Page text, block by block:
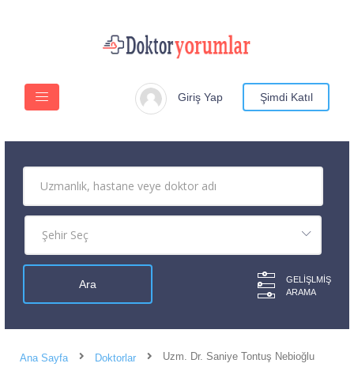
Giriş Yap Şimdi Katıl
GELIŞLMIŞ
ARAMA
Ana Sayfa Doktorlar Uzm. Dr. Saniye Tontuş Nebioğlu